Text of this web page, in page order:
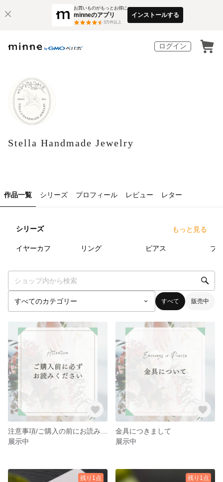
お買いものがもっとお得に
minneのアプリ
3万件以上
インストールする
ログイン
Stella Handmade Jewelry
作品一覧 シリーズ プロフィール レビュー レター
シリーズ もっと見る
イヤーカフ リング ピアス
すべて 販売中
展示中
金具につきまして
展示中
残り1点 残り1点